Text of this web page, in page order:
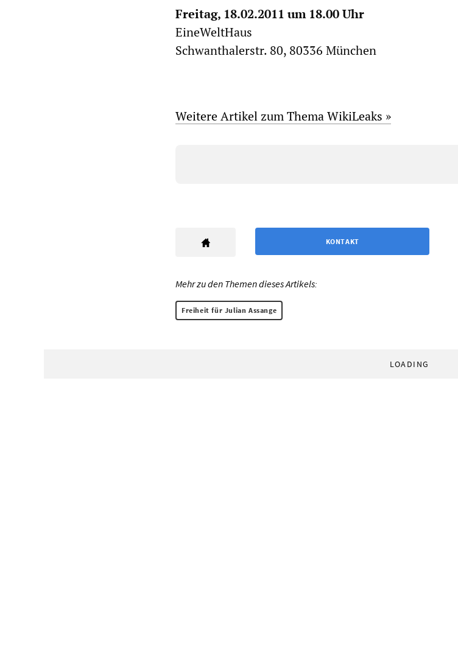
Freitag, 18.02.2011 um 18.00 Uhr
EineWeltHaus
Schwanthalerstr. 80, 80336 München
Weitere Artikel zum Thema WikiLeaks »
KONTAKT
Mehr zu den Themen dieses Artikels:
Freiheit für Julian Assange
LOADING